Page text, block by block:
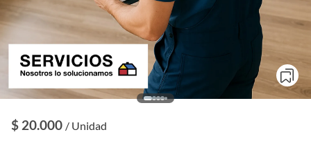
$ 20.000 / Unidad
f
o